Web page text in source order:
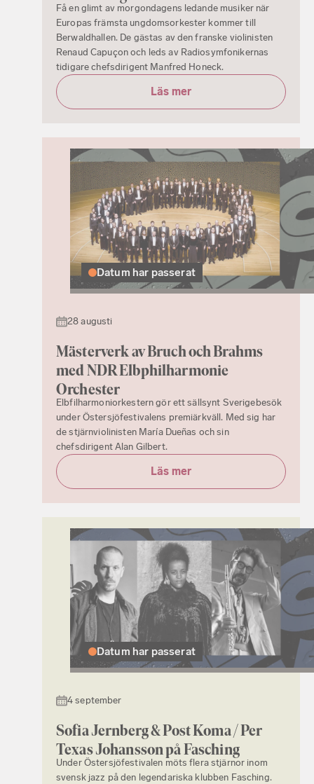
Få en glimt av morgondagens ledande musiker när
Europas främsta ungdomsorkester kommer till
Berwaldhallen. De gästas av den franske violinisten
Renaud Capuçon och leds av Radiosymfonikernas
tidigare chefsdirigent Manfred Honeck.
Läs mer
Datum har passerat
28 augusti
Mästerverk av Bruch och Brahms
med NDR Elbphilharmonie
Orchester
Elbfilharmoniorkestern gör ett sällsynt Sverigebesök
under Östersjöfestivalens premiärkväll. Med sig har
de stjärnviolinisten María Dueñas och sin
chefsdirigent Alan Gilbert.
Läs mer
Datum har passerat
4 september
Sofia Jernberg & Post Koma / Per
Texas Johansson på Fasching
Under Östersjöfestivalen möts flera stjärnor inom
svensk jazz på den legendariska klubben Fasching.